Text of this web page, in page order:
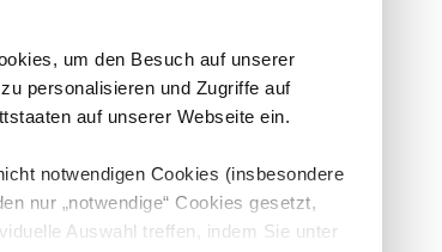
um den Besuch auf unserer
personalisieren und Zugriffe auf
auf unserer Webseite ein.
notwendigen Cookies (insbesondere
nur „notwendige“ Cookies gesetzt,
Auswahl treffen, indem Sie unter